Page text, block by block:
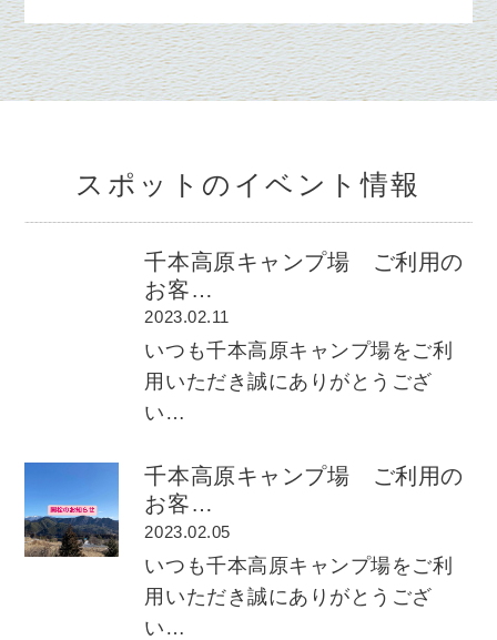
スポットのイベント情報
千本高原キャンプ場 ご利用の
お客…
2023.02.11
いつも千本高原キャンプ場をご利
用いただき誠にありがとうござ
い…
千本高原キャンプ場 ご利用の
お客…
2023.02.05
いつも千本高原キャンプ場をご利
用いただき誠にありがとうござ
い…